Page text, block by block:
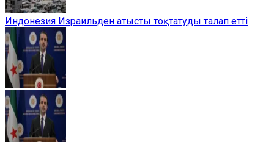
Индонезия Израильден атысты тоқтатуды талап етті